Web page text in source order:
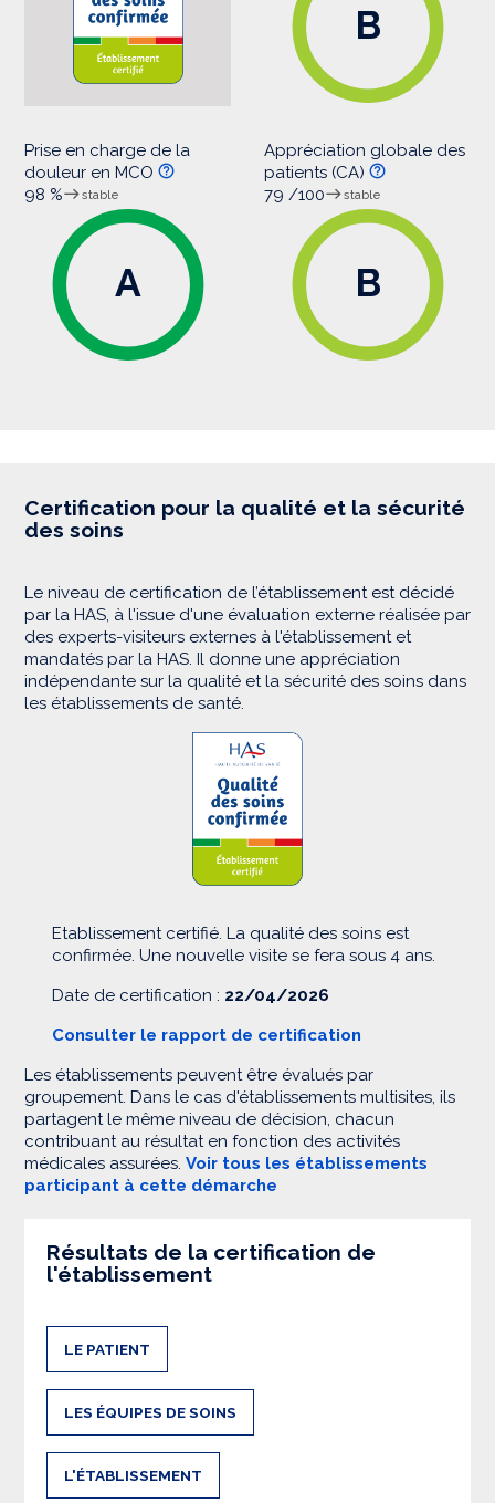
B
Prise en charge de la
douleur en MCO
98 %
stable
A
Appréciation globale des
patients (CA)
79 /100
stable
B
Certification pour la qualité et la sécurité
des soins
Le niveau de certification de l’établissement est décidé
par la HAS, à l'issue d'une évaluation externe réalisée par
des experts-visiteurs externes à l'établissement et
mandatés par la HAS. Il donne une appréciation
indépendante sur la qualité et la sécurité des soins dans
les établissements de santé.
Etablissement certifié. La qualité des soins est
confirmée. Une nouvelle visite se fera sous 4 ans.
Date de certification : 22/04/2026
Consulter le rapport de certification
Les établissements peuvent être évalués par
groupement. Dans le cas d'établissements multisites, ils
partagent le même niveau de décision, chacun
contribuant au résultat en fonction des activités
médicales assurées. Voir tous les établissements
participant à cette démarche
Résultats de la certification de
l'établissement
LE PATIENT
LES ÉQUIPES DE SOINS
L'ÉTABLISSEMENT